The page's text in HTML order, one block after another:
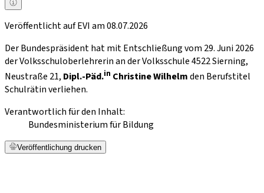
Veröffentlicht auf EVI am 08.07.2026
Der Bundespräsident hat mit Entschließung vom 29. Juni 2026
der Volksschuloberlehrerin an der Volksschule 4522 Sierning,
Neustraße 21, Dipl.-Päd.in Christine Wilhelmden Berufstitel
Schulrätin verliehen.
Verantwortlich für den Inhalt:
Bundesministerium für Bildung
Veröffentlichung drucken